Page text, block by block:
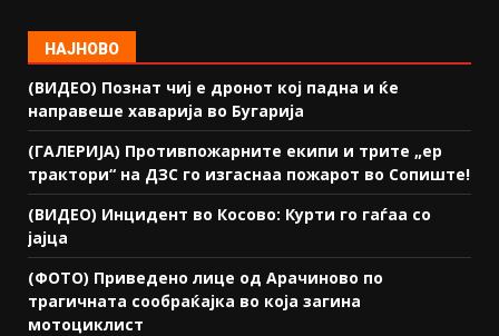
НАЈНОВО
(ВИДЕО) Познат чиј е дронот кој падна и ќе
направеше хаварија во Бугарија
(ГАЛЕРИЈА) Противпожарните екипи и трите „ер
трактори“ на ДЗС го изгаснаа пожарот во Сопиште!
(ВИДЕО) Инцидент во Косово: Курти го гаѓаа со
јајца
(ФОТО) Приведено лице од Арачиново по
трагичната сообраќајка во која загина
мотоциклист